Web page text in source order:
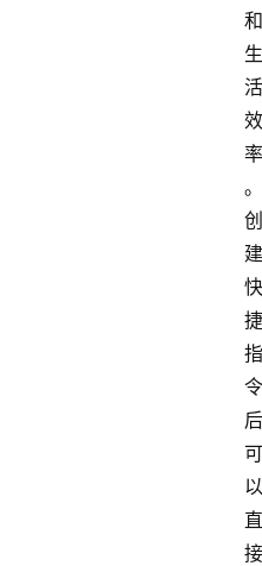
和
生
活
效
率
。
创
建
快
捷
指
令
后
可
以
直
接